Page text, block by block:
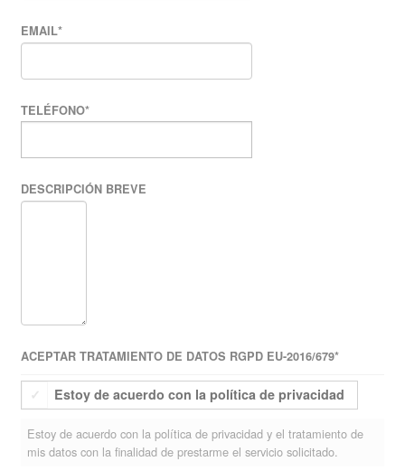
EMAIL*
TELÉFONO*
DESCRIPCIÓN BREVE
ACEPTAR TRATAMIENTO DE DATOS RGPD EU-2016/679*
Estoy de acuerdo con la política de privacidad
Estoy de acuerdo con la política de privacidad y el tratamiento de
mis datos con la finalidad de prestarme el servicio solicitado.